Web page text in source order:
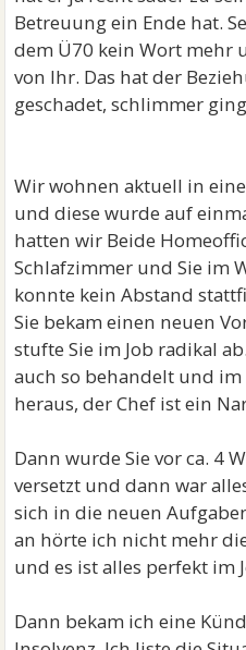
Betreuung ein Ende hat.
dem Ü70 kein Wort mehr
von Ihr. Das hat der
geschadet, schlimmer
Wir wohnen aktuell in
und diese wurde auf
hatten wir Beide
Schlafzimmer und Sie im
konnte kein Abstand
Sie bekam einen neuen
stufte Sie im Job radikal
auch so behandelt und
heraus, der Chef ist ein
Dann wurde Sie vor ca. 4
versetzt und dann war
sich in die neuen
an hörte ich nicht mehr
und es ist alles perfekt im
Dann bekam ich eine